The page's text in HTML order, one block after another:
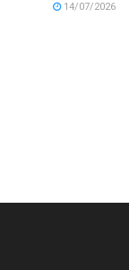
14/07/2026